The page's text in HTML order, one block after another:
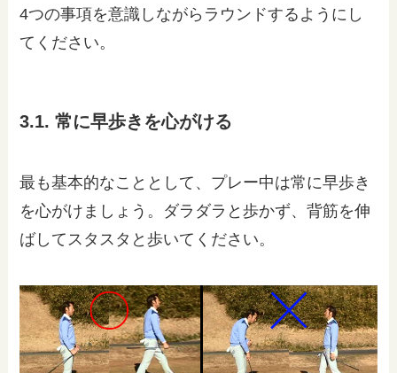
4つの事項を意識しながらラウンドするようにし
てください。
3.1. 常に早歩きを心がける
最も基本的なこととして、プレー中は常に早歩き
を心がけましょう。ダラダラと歩かず、背筋を伸
ばしてスタスタと歩いてください。